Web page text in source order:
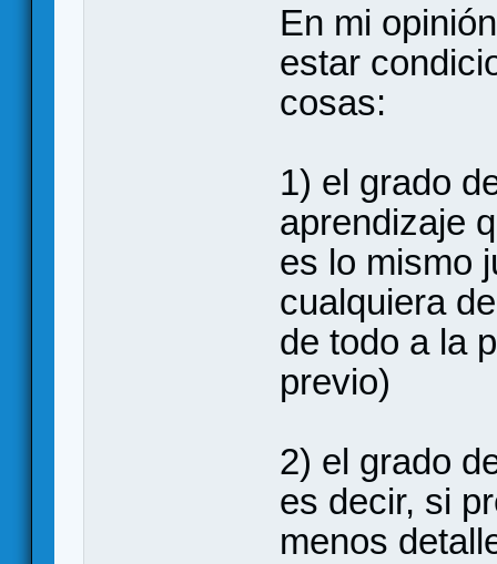
En mi
estar
cosas:
1) el grado
aprendizaje
es lo mismo
cualquiera
de todo a la
previo)
2) el grado
es decir, si
menos